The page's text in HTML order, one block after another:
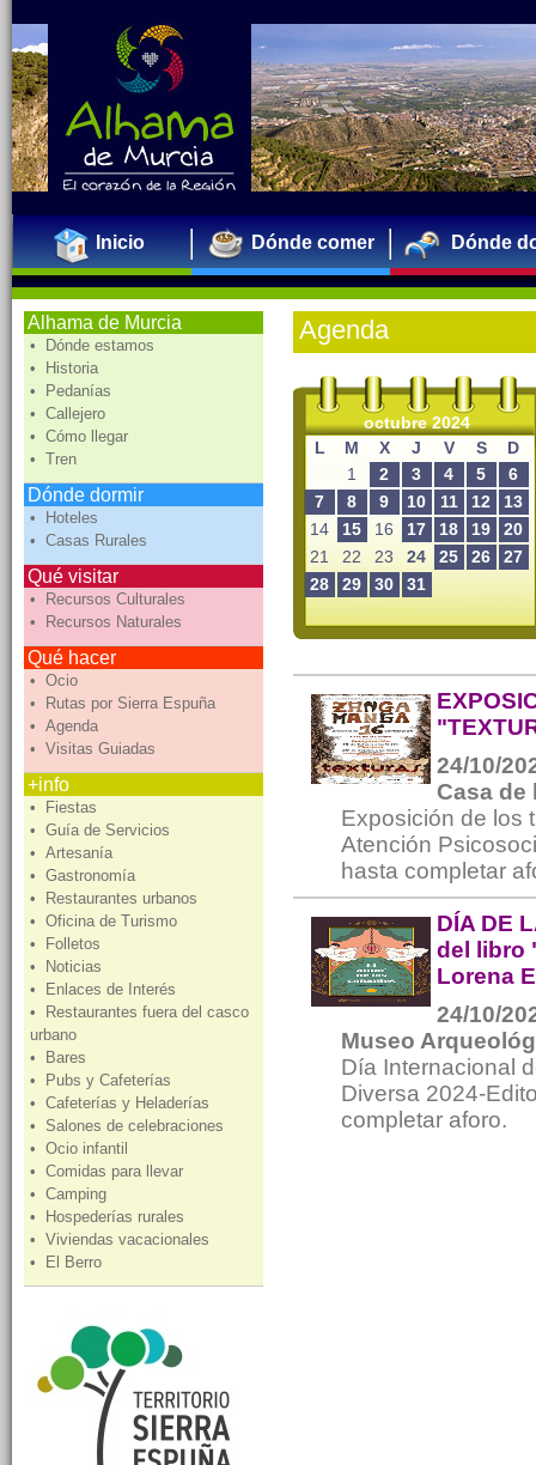
Inicio Dónde comer Dónde
Alhama de Murcia
• Dónde estamos
• Historia
• Pedanías
• Callejero
• Cómo llegar
• Tren
Dónde dormir
• Hoteles
• Casas Rurales
Qué visitar
• Recursos Culturales
• Recursos Naturales
Qué hacer
• Ocio
• Rutas por Sierra Espuña
• Agenda
• Visitas Guiadas
+info
• Fiestas
• Guía de Servicios
• Artesanía
• Gastronomía
• Restaurantes urbanos
• Oficina de Turismo
• Folletos
• Noticias
• Enlaces de Interés
• Restaurantes fuera del casco
urbano
• Bares
• Pubs y Cafeterías
• Cafeterías y Heladerías
• Salones de celebraciones
• Ocio infantil
• Comidas para llevar
• Camping
• Hospederías rurales
• Viviendas vacacionales
• El Berro
Agenda
octubre 2024
L
M X J V S
D
1
2 3 4 5
6
7
8 9 10 11 12
13
14
15 16 17 18 19
20
21
22 23 24 25 26
27
28
29 30 31
24/10/
Casa de
Exposición de los
Atención
hasta completar
DÍA DE
del libro
Lorena
24/10/
Museo
Día Internacional
Diversa 2024-
completar aforo.